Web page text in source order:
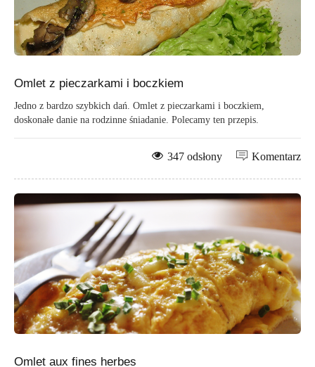
Omlet z pieczarkami i boczkiem
Jedno z bardzo szybkich dań. Omlet z pieczarkami i boczkiem,
doskonałe danie na rodzinne śniadanie. Polecamy ten przepis.
Komentarz
347 odsłony
Omlet aux fines herbes